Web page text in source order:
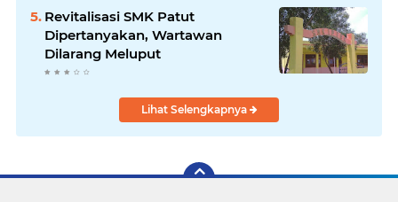
Revitalisasi SMK Patut
Dipertanyakan, Wartawan
Dilarang Meluput
Lihat Selengkapnya